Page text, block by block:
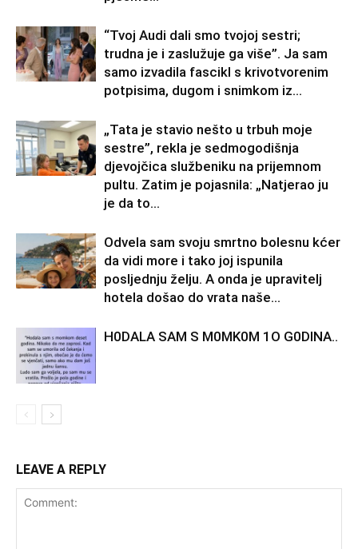
“Tvoj Audi dali smo tvojoj sestri;
trudna je i zaslužuje ga više”. Ja sam
samo izvadila fascikl s krivotvorenim
potpisima, dugom i snimkom iz...
„Tata je stavio nešto u trbuh moje
sestre”, rekla je sedmogodišnja
djevojčica službeniku na prijemnom
pultu. Zatim je pojasnila: „Natjerao ju
je da to...
Odvela sam svoju smrtno bolesnu kćer
da vidi more i tako joj ispunila
posljednju želju. A onda je upravitelj
hotela došao do vrata naše...
H0DALA SAM S M0MK0M 1O G0DINA..
LEAVE A REPLY